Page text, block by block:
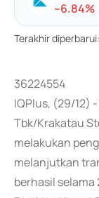
--6.84%
Terakhir diperbarui:
36224554
IQPlus, (29/12)
Tbk/Krakatau
melakukan
melanjutkan
berhasil selama